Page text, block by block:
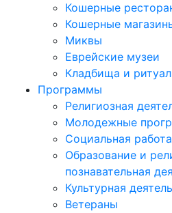
Кошерные
Кошерные
Миквы
Еврейские музеи
Кладбища и
Программы
Религиозная
Молодежные
Социальная работа
Образование и
познавательная
Культурная
Ветераны